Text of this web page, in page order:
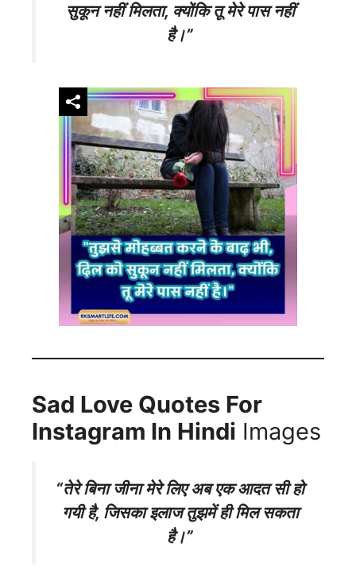
सुकून नहीं मिलता, क्योंकि तू मेरे पास नहीं
है।”
Sad Love Quotes For
Instagram In Hindi Images
“तेरे बिना जीना मेरे लिए अब एक आदत सी हो
गयी है, जिसका इलाज तुझमें ही मिल सकता
है।”